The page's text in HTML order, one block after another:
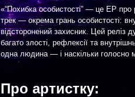
«“Похибка особистості” — це EP
трек — окрема грань особистості:
відсторонений захисник. Цей реліз
багато злості, рефлексії та
одна людина — і наскільки голосно
Про артистку: